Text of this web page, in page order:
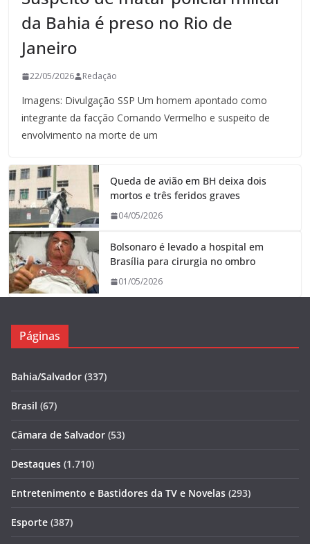
da Bahia é preso no Rio de
Janeiro
22/05/2026 Redação
Imagens: Divulgação SSP Um homem apontado como
integrante da facção Comando Vermelho e suspeito de
envolvimento na morte de um
Queda de avião em BH deixa dois
mortos e três feridos graves
04/05/2026
Bolsonaro é levado a hospital em
Brasília para cirurgia no ombro
01/05/2026
Páginas
Bahia/Salvador (337)
Brasil (67)
Câmara de Salvador (53)
Destaques (1.710)
Entretenimento e Bastidores da TV e Novelas (293)
Esporte (387)